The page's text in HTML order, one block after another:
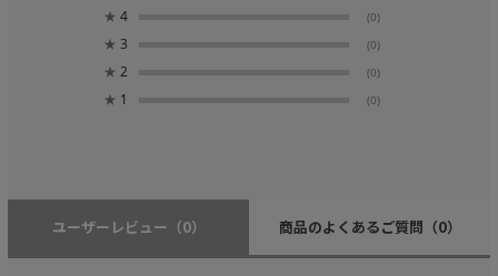
★ 4 (0)
★ 3 (0)
★ 2 (0)
★ 1 (0)
ユーザーレビュー （0） 商品のよくあるご質問 （0）